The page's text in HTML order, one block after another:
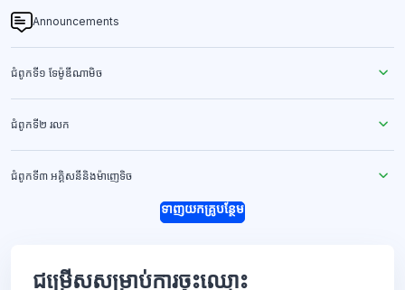
Announcements
ជំពូកទី១ ទែម៉ូឌីណាមិច
ជំពូកទី២ រលក
ជំពូកទី៣ អគ្គិសនីនិងម៉ាញេទិច
ទាញយកគ្រូបន្ថែម
ជម្រើសសម្រាប់ការចុះឈ្មោះ